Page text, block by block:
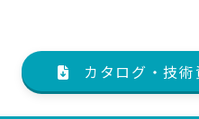
カタログ・技術